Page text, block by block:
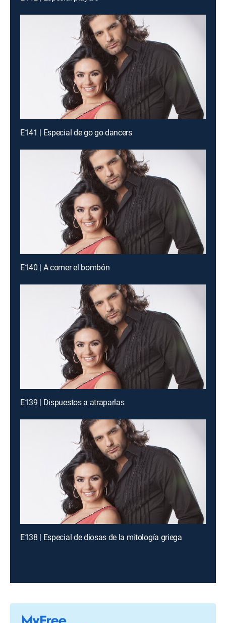
E141 | Especial de go go dancers
E140 | A comer el bombón
E139 | Dispuestos a atraparlas
E138 | Especial de diosas de la mitología griega